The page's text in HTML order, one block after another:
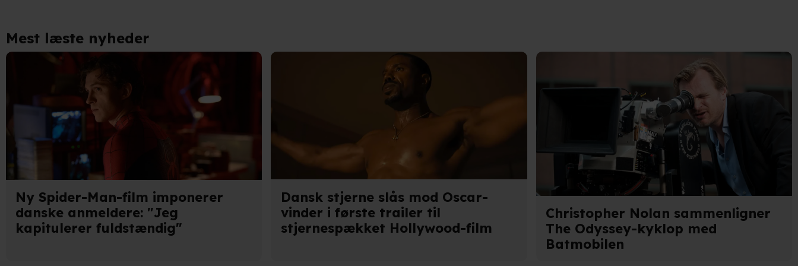
Mest læste nyheder
Ny Spider-Man-film imponerer
danske anmeldere: "Jeg
kapitulerer fuldstændig"
Dansk stjerne slås mod Oscar-
vinder i første trailer til
stjernespækket Hollywood-film
Christopher Nolan sammenligner
The Odyssey-kyklop med
Batmobilen